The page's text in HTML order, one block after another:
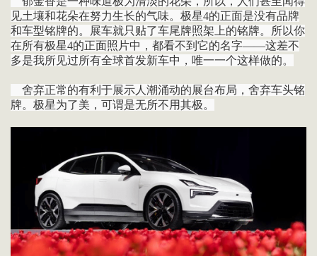
见土壤和花朵在努力生长的气味。极星4的正面是没有品牌
和车型铭牌的。展车就只贴了车尾牌照架上的铭牌。所以你
在所有极星4的正面照片中，都看不到它的名字——这差不
多是我所见过所有全球首发新车中，唯一一个这样做的。
舍弃正常的有利于展示人潮涌动的展台布局，舍弃车头铭
牌。极星为了美，可谓是无所不用其极。